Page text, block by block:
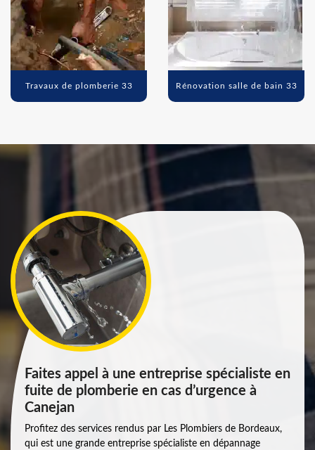
Travaux de plomberie 33 Rénovation salle de bain 33
Faites appel à une entreprise spécialiste en
fuite de plomberie en cas d’urgence à
Canejan
Profitez des services rendus par Les Plombiers de Bordeaux,
qui est une grande entreprise spécialiste en dépannage